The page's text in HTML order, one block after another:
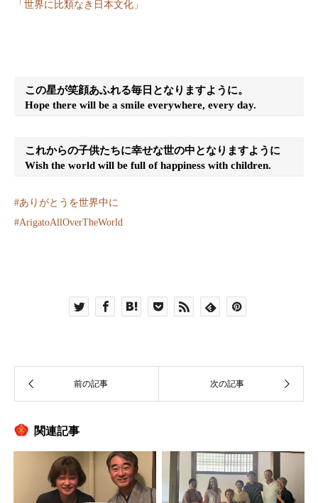
「世界に比類なき日本文化」
この星が笑顔あふれる毎日となりますように。
Hope there will be a smile everywhere, every day.
これからの子供たちに幸せな世の中となりますように
Wish the world will be full of happiness with children.
#ありがとうを世界中に
#ArigatoAllOverTheWorld
関連記事